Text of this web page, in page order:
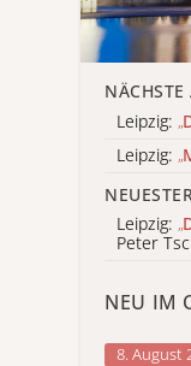
NÄCHSTE
Leipzig: „
Leipzig: „
Leipzig: „
Peter
NEU IM
8. August